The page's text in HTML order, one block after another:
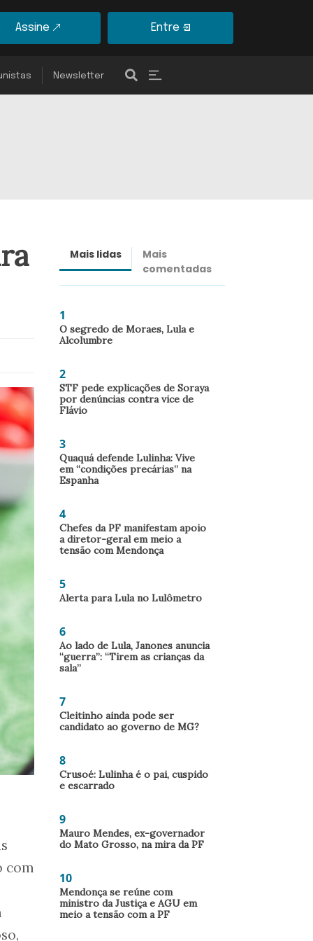
Assine Entre
Newsletter
com
Mais lidas
Mais
comentadas
1
O segredo de Moraes, Lula e
Alcolumbre
2
STF pede explicações de Soraya
por denúncias contra vice de
Flávio
3
Quaquá defende Lulinha: Vive
em “condições precárias” na
Espanha
4
Chefes da PF manifestam apoio
a diretor-geral em meio a
tensão com Mendonça
5
Alerta para Lula no Lulômetro
6
Ao lado de Lula, Janones anuncia
“guerra”: “Tirem as crianças da
sala”
7
Cleitinho ainda pode ser
candidato ao governo de MG?
8
Crusoé: Lulinha é o pai, cuspido
e escarrado
9
Mauro Mendes, ex-governador
do Mato Grosso, na mira da PF
10
Mendonça se reúne com
ministro da Justiça e AGU em
meio a tensão com a PF